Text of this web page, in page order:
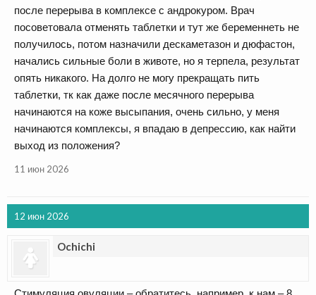
после перерыва в комплексе с андрокуром. Врач
посоветовала отменять таблетки и тут же беременнеть не
получилось, потом назначили дескаметазон и дюфастон,
начались сильные боли в животе, но я терпела, результат
опять никакого. На долго не могу прекращать пить
таблетки, тк как даже после месячного перерыва
начинаются на коже высыпания, очень сильно, у меня
начинаются комплексы, я впадаю в депрессию, как найти
выход из положения?
11 июн 2026
12 июн 2026
Ochichi